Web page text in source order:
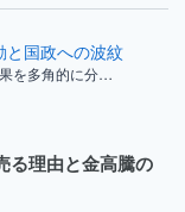
と国政への波紋
を多角的に分…
る理由と金高騰の